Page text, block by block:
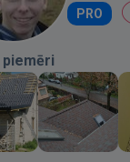
PRO
piemēri